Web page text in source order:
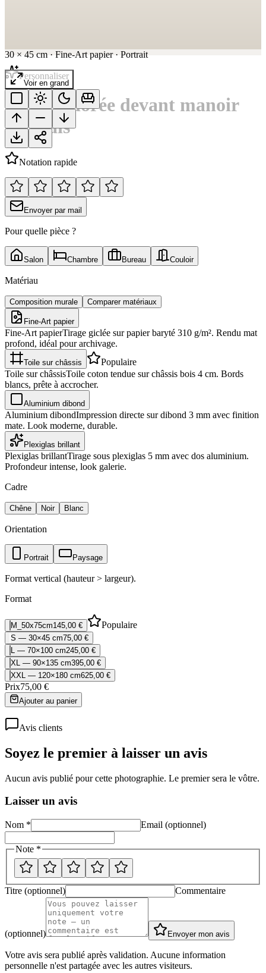
30 × 45 cm · Fine-Art papier· Portrait
Voir en grand
Personnaliser
Bugatti dorée devant manoir
français
Notation rapide
Envoyer par mail
Pour quelle pièce ?
Salon Chambre Bureau Couloir
Matériau
Composition murale Comparer matériaux
Fine-Art papier
Fine-Art papierTirage giclée sur papier baryté 310 g/m². Rendu mat
profond, idéal pour archivage.
Toile sur châssis
Populaire
Toile sur châssisToile coton tendue sur châssis bois 4 cm. Bords
blancs, prête à accrocher.
Aluminium dibond
Aluminium dibondImpression directe sur dibond 3 mm avec finition
mate. Look moderne, durable.
Plexiglas brillant
Plexiglas brillantTirage sous plexiglas 5 mm avec dos aluminium.
Profondeur intense, look galerie.
Cadre
Chêne Noir Blanc
Orientation
Portrait Paysage
Format vertical (hauteur > largeur).
Format
M_50x75cm145,00 € Populaire
S — 30×45 cm75,00 €
L — 70×100 cm245,00 €
XL — 90×135 cm395,00 €
XXL — 120×180 cm625,00 €
Prix75,00 €
Ajouter au panier
Avis clients
Soyez le premier à laisser un avis
Aucun avis publié pour cette photographie. Le premier sera le vôtre.
Laisser un avis
Nom * Email (optionnel)
Note *
Titre (optionnel) Commentaire
(optionnel) Envoyer mon avis
Votre avis sera publié après validation. Aucune information
personnelle n'est partagée avec les autres visiteurs.